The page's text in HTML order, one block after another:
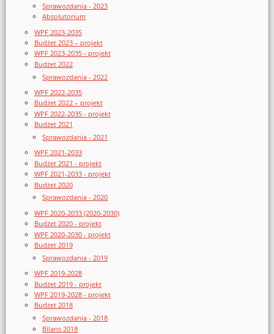
Sprawozdania - 2023
Absolutorium
WPF 2023-2035
Budżet 2023 – projekt
WPF 2023-2035 - projekt
Budżet 2022
Sprawozdania - 2022
WPF 2022-2035
Budżet 2022 – projekt
WPF 2022-2035 - projekt
Budżet 2021
Sprawozdania - 2021
WPF 2021-2033
Budżet 2021 - projekt
WPF 2021-2033 - projekt
Budżet 2020
Sprawozdania - 2020
WPF 2020-2033 (2020-2030)
Budżet 2020 - projekt
WPF 2020-2030 - projekt
Budżet 2019
Sprawozdania - 2019
WPF 2019-2028
Budżet 2019 - projekt
WPF 2019-2028 - projekt
Budżet 2018
Sprawozdania - 2018
Bilans 2018